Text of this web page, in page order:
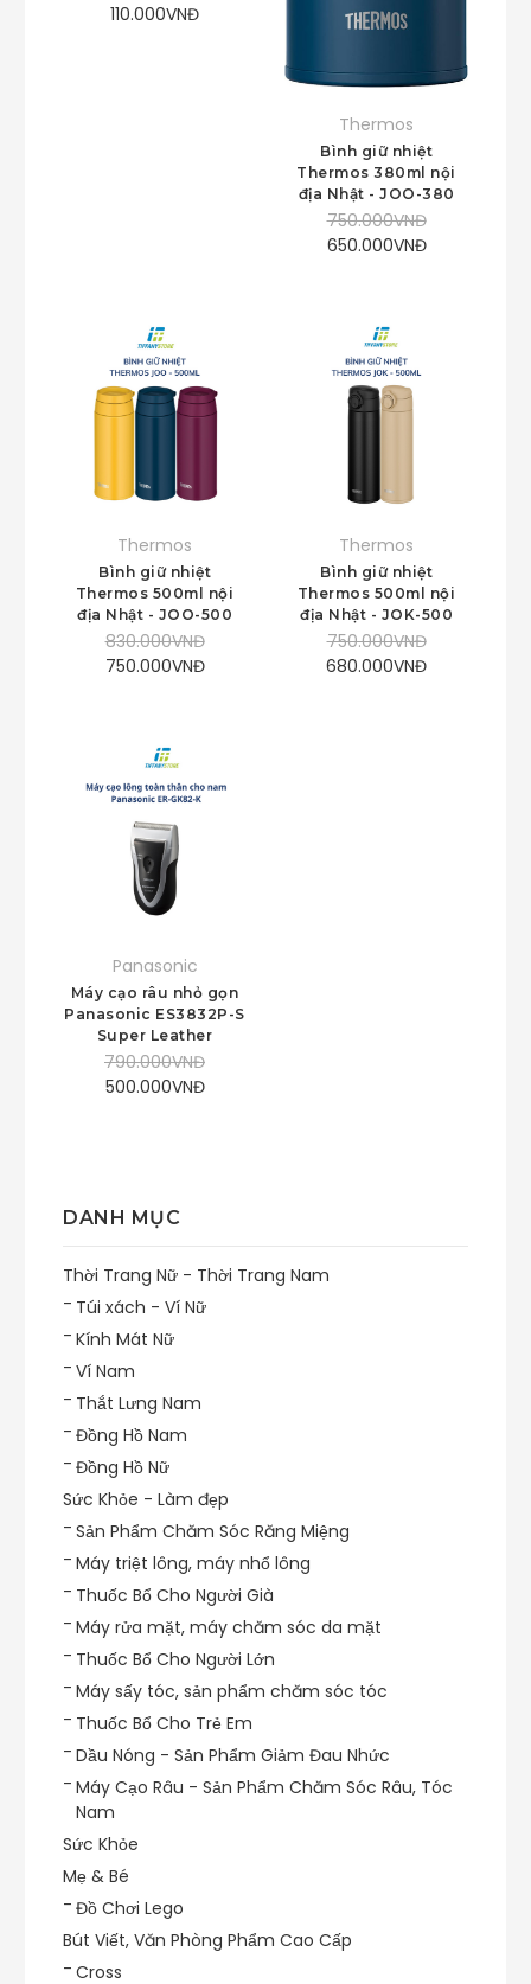
110.000VNĐ
Thermos
Bình giữ nhiệt
Thermos 380ml nội
địa Nhật - JOO-380
750.000VNĐ
650.000VNĐ
Thermos
Bình giữ nhiệt
Thermos 500ml nội
địa Nhật - JOO-500
830.000VNĐ
750.000VNĐ
Thermos
Bình giữ nhiệt
Thermos 500ml nội
địa Nhật - JOK-500
750.000VNĐ
680.000VNĐ
Panasonic
Máy cạo râu nhỏ gọn
Panasonic ES3832P-S
Super Leather
790.000VNĐ
500.000VNĐ
DANH MỤC
Thời Trang Nữ - Thời Trang Nam
Túi xách - Ví Nữ
Kính Mát Nữ
Ví Nam
Thắt Lưng Nam
Đồng Hồ Nam
Đồng Hồ Nữ
Sức Khỏe - Làm đẹp
Sản Phẩm Chăm Sóc Răng Miệng
Máy triệt lông, máy nhổ lông
Thuốc Bổ Cho Người Già
Máy rửa mặt, máy chăm sóc da mặt
Thuốc Bổ Cho Người Lớn
Máy sấy tóc, sản phẩm chăm sóc tóc
Thuốc Bổ Cho Trẻ Em
Dầu Nóng - Sản Phẩm Giảm Đau Nhức
Máy Cạo Râu - Sản Phẩm Chăm Sóc Râu, Tóc
Nam
Sức Khỏe
Mẹ & Bé
Đồ Chơi Lego
Bút Viết, Văn Phòng Phẩm Cao Cấp
Cross